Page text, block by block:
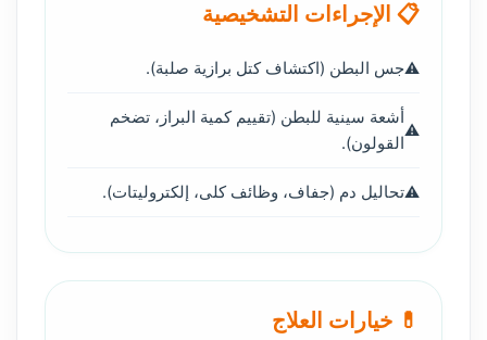
📋 الإجراءات التشخيصية
جس البطن (اكتشاف كتل برازية صلبة).
أشعة سينية للبطن (تقييم كمية البراز، تضخم
القولون).
تحاليل دم (جفاف، وظائف كلى، إلكتروليتات).
💊 خيارات العلاج